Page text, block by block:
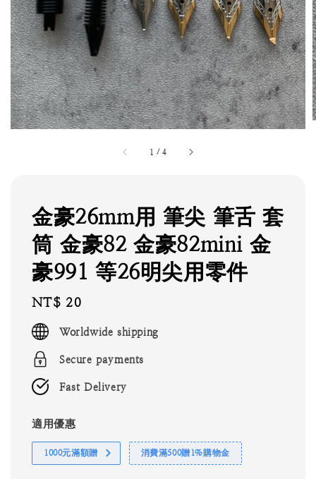
1 /4
金豪26mm用 筆尖 筆舌 套
筒 金豪82 金豪82mini 金
豪991 等26明尖用零件
Regular
price
NT$ 20
Worldwide shipping
Secure payments
Fast Delivery
適用優惠
1000元滿額贈 消費滿500贈1%購物金